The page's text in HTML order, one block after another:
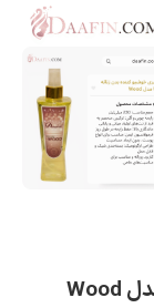
اسپری خوشبو کننده بدن زنانه داما مدل Wood